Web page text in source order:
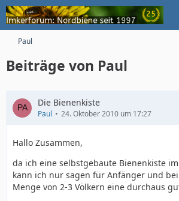
Paul
Beiträge von Paul
Die Bienenkiste
Paul 24. Oktober 2010 um 17:27
Hallo Zusammen,
da ich eine selbstgebaute Bienenkiste
kann ich nur sagen für Anfänger und
Menge von 2-3 Völkern eine durchaus